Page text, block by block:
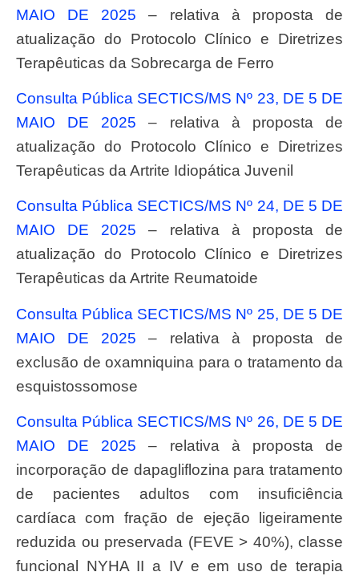
MAIO DE 2025 – relativa à proposta de
atualização do Protocolo Clínico e Diretrizes
Terapêuticas da Sobrecarga de Ferro
Consulta Pública SECTICS/MS Nº 23, DE 5 DE
MAIO DE 2025 – relativa à proposta de
atualização do Protocolo Clínico e Diretrizes
Terapêuticas da Artrite Idiopática Juvenil
Consulta Pública SECTICS/MS Nº 24, DE 5 DE
MAIO DE 2025 – relativa à proposta de
atualização do Protocolo Clínico e Diretrizes
Terapêuticas da Artrite Reumatoide
Consulta Pública SECTICS/MS Nº 25, DE 5 DE
MAIO DE 2025 – relativa à proposta de
exclusão de oxamniquina para o tratamento da
esquistossomose
Consulta Pública SECTICS/MS Nº 26, DE 5 DE
MAIO DE 2025 – relativa à proposta de
incorporação de dapagliflozina para tratamento
de pacientes adultos com insuficiência
cardíaca com fração de ejeção ligeiramente
reduzida ou preservada (FEVE > 40%), classe
funcional NYHA II a IV e em uso de terapia